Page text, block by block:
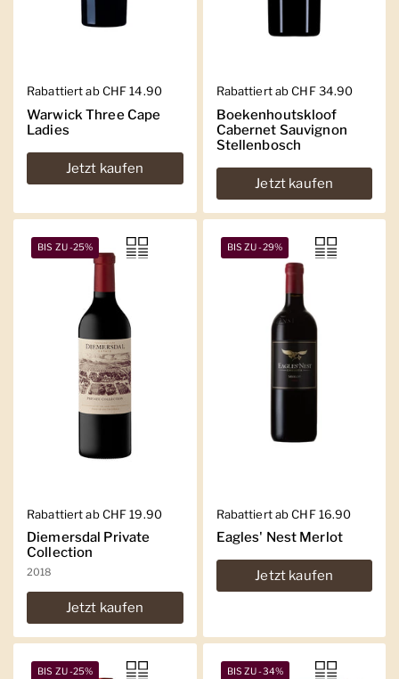
Regulärer Preis
Rabattiert ab CHF 14.90
Warwick Three Cape
Ladies
Jetzt kaufen
Regulärer Preis
Rabattiert ab CHF 34.90
Boekenhoutskloof
Cabernet Sauvignon
Stellenbosch
Jetzt kaufen
Regulärer Preis
Rabattiert ab CHF 19.90
Diemersdal Private
Collection
2018
Jetzt kaufen
BIS ZU -25%
Regulärer Preis
Rabattiert ab CHF 16.90
Eagles' Nest Merlot
Jetzt kaufen
BIS ZU -29%
BIS ZU -25% BIS ZU -34%